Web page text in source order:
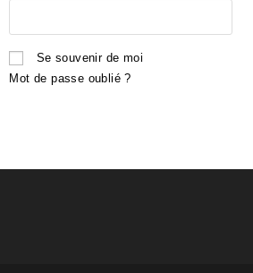
Se souvenir de moi
Mot de passe oublié ?